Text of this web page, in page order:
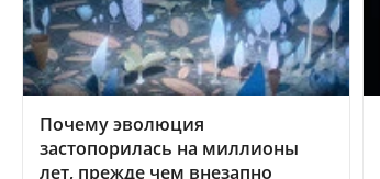
Почему эволюция
застопорилась на миллионы
лет, прежде чем внезапно